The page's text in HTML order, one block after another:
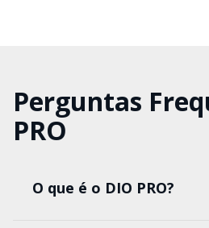
Perguntas
PRO
O que é o DIO PRO?